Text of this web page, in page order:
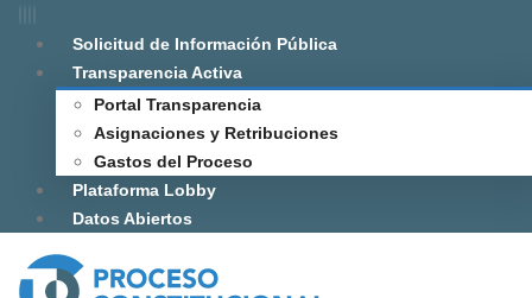
Solicitud de Información Pública
Transparencia Activa
Portal Transparencia
Asignaciones y Retribuciones
Gastos del Proceso
Plataforma Lobby
Datos Abiertos